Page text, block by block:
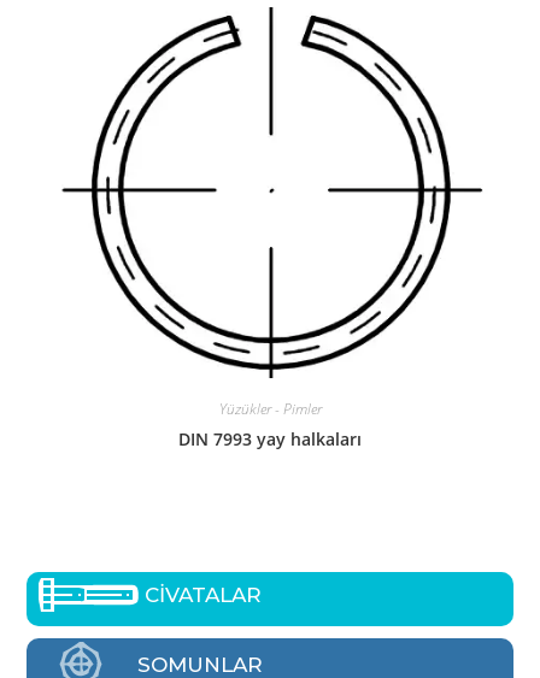
Yüzükler - Pimler
DIN 7993 yay halkaları
CİVATALAR
SOMUNLAR